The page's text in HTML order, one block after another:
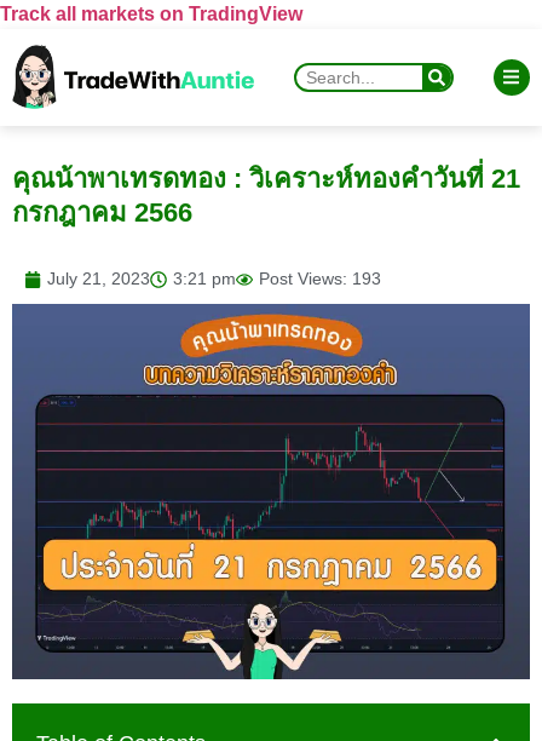
Track all markets on TradingView
คุณน้าพาเทรดทอง : วิเคราะห์ทองคำวันที่ 21
กรกฎาคม 2566
July 21, 2023 3:21 pm Post Views: 193